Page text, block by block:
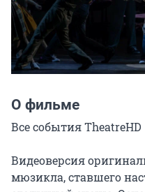
О фильме
Все события TheatreHD
Видеоверсия
мюзикла, ставшего